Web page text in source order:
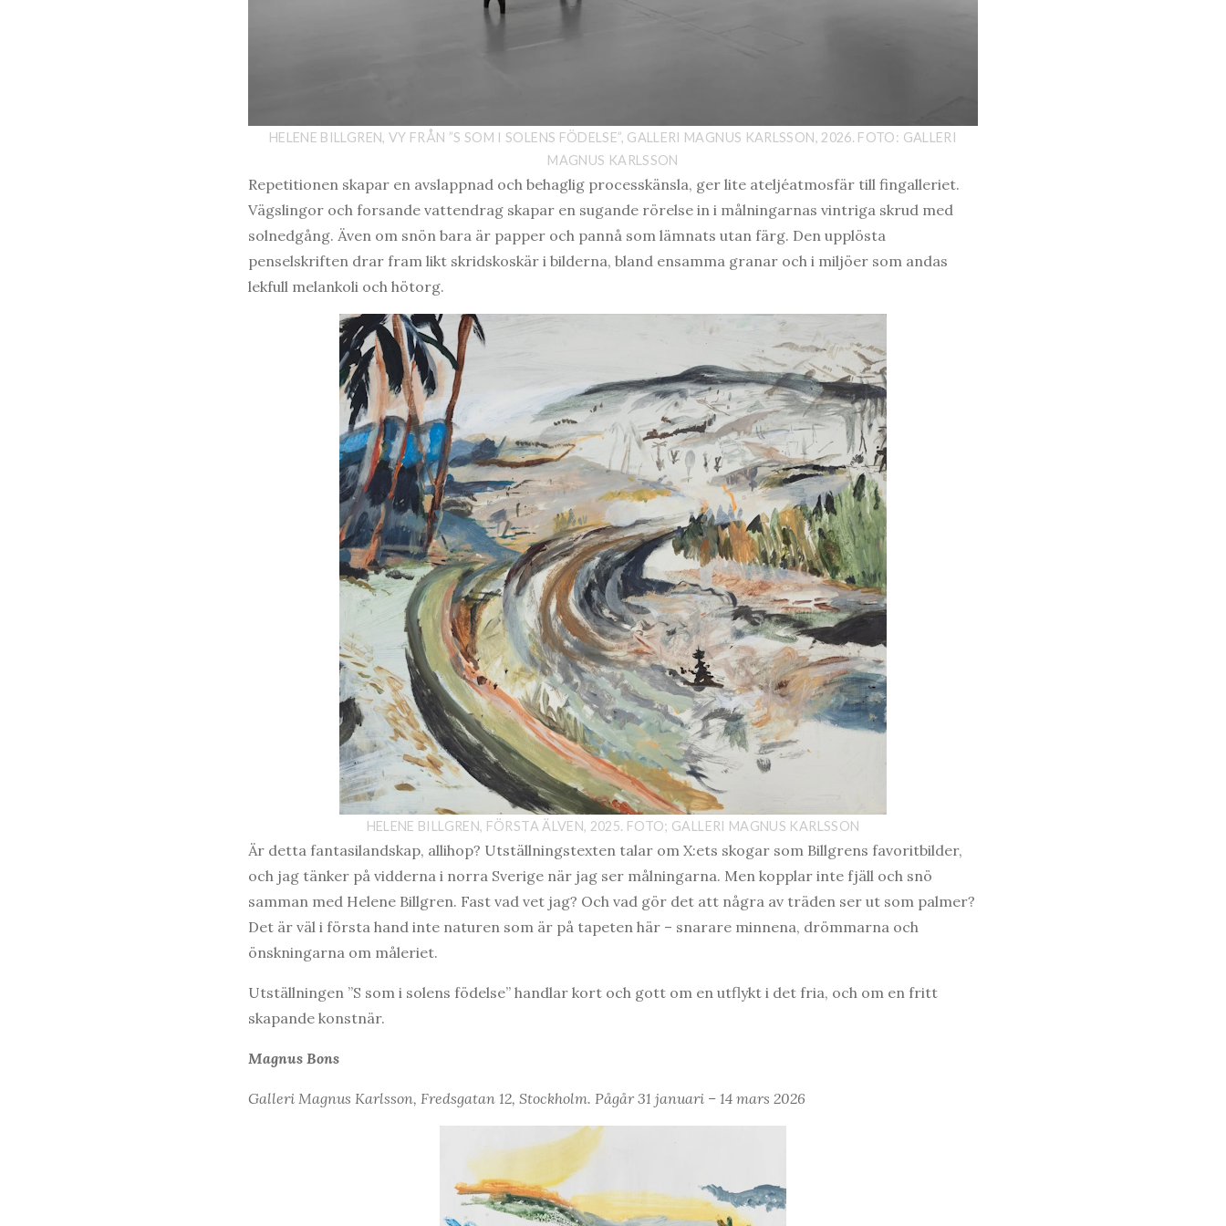
HELENE BILLGREN, VY FRÅN ”S SOM I SOLENS FÖDELSE”, GALLERI MAGNUS KARLSSON, 2026. FOTO: GALLERI
MAGNUS KARLSSON
Repetitionen skapar en avslappnad och behaglig processkänsla, ger lite ateljéatmosfär till fingalleriet.
Vägslingor och forsande vattendrag skapar en sugande rörelse in i målningarnas vintriga skrud med
solnedgång. Även om snön bara är papper och pannå som lämnats utan färg. Den upplösta
penselskriften drar fram likt skridskoskär i bilderna, bland ensamma granar och i miljöer som andas
lekfull melankoli och hötorg.
HELENE BILLGREN, FÖRSTA ÄLVEN, 2025. FOTO; GALLERI MAGNUS KARLSSON
Är detta fantasilandskap, allihop? Utställningstexten talar om X:ets skogar som Billgrens favoritbilder,
och jag tänker på vidderna i norra Sverige när jag ser målningarna. Men kopplar inte fjäll och snö
samman med Helene Billgren. Fast vad vet jag? Och vad gör det att några av träden ser ut som palmer?
Det är väl i första hand inte naturen som är på tapeten här – snarare minnena, drömmarna och
önskningarna om måleriet.
Utställningen ”S som i solens födelse” handlar kort och gott om en utflykt i det fria, och om en fritt
skapande konstnär.
Magnus Bons
Galleri Magnus Karlsson, Fredsgatan 12, Stockholm. Pågår 31 januari – 14 mars 2026